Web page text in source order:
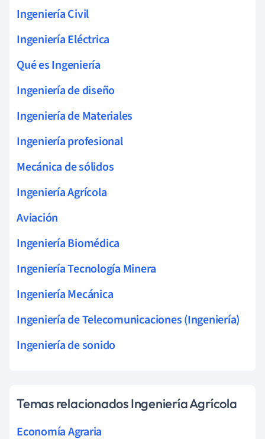
Ingeniería Civil
Ingeniería Eléctrica
Qué es Ingeniería
Ingeniería de diseño
Ingeniería de Materiales
Ingeniería profesional
Mecánica de sólidos
Ingeniería Agrícola
Aviación
Ingeniería Biomédica
Ingeniería Tecnología Minera
Ingeniería Mecánica
Ingeniería de Telecomunicaciones (Ingeniería)
Ingeniería de sonido
Temas relacionados Ingeniería Agrícola
Economía Agraria